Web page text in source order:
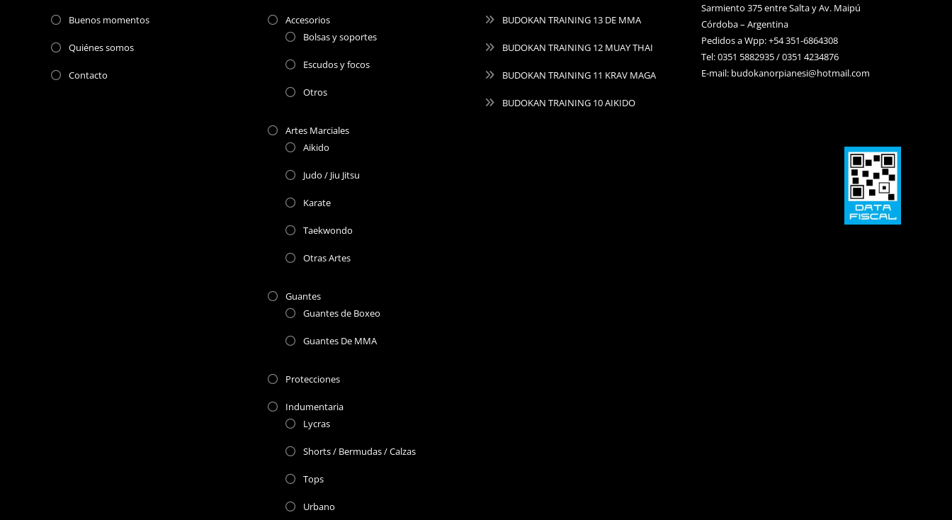
Buenos momentos
Quiénes somos
Contacto
Accesorios
Bolsas y soportes
Escudos y focos
Otros
Artes Marciales
Aikido
Judo / Jiu Jitsu
Karate
Taekwondo
Otras Artes
Guantes
Guantes de Boxeo
Guantes De MMA
Protecciones
Indumentaria
Lycras
Shorts / Bermudas / Calzas
Tops
Urbano
BUDOKAN TRAINING 13 DE MMA
BUDOKAN TRAINING 12 MUAY THAI
BUDOKAN TRAINING 11 KRAV MAGA
BUDOKAN TRAINING 10 AIKIDO
Sarmiento 375 entre Salta y Av. Maipú
Córdoba – Argentina
Pedidos a Wpp: +54 351-6864308
Tel: 0351 5882935 / 0351 4234876
E-mail: budokanorpianesi@hotmail.com